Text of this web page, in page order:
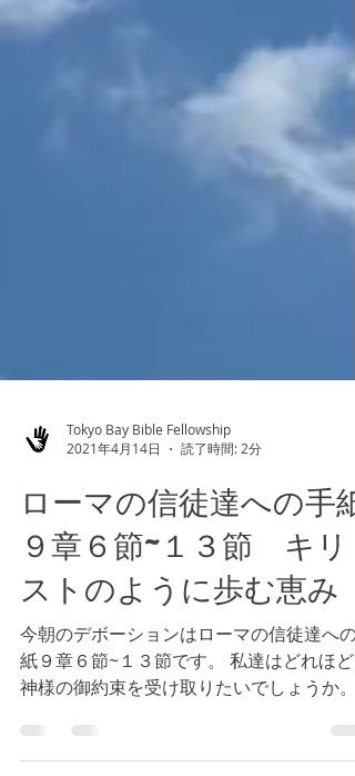
2021年4月14日
読了時間: 2分
ローマの信徒達への手紙
９章６節~１３節 キリ
ストのように歩む恵み
今朝のデボーションはローマの信徒達への
神様の御約束を受け取りたいでしょうか。
アブラハムとサラは、途中で躓く事もあり